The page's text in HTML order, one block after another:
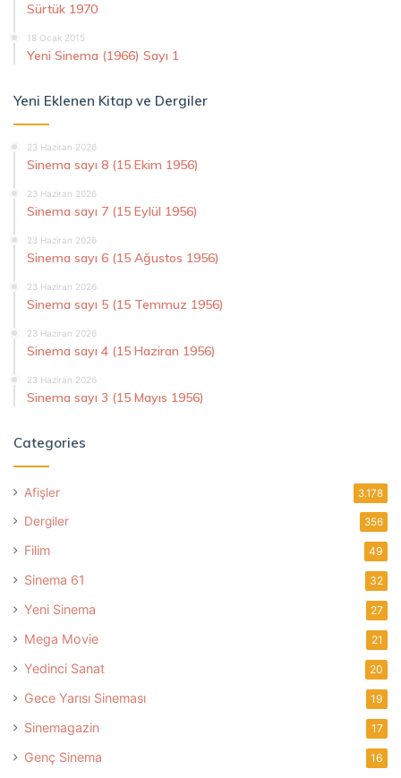
Sürtük 1970
18 Ocak 2015
Yeni Sinema (1966) Sayı 1
Yeni Eklenen Kitap ve Dergiler
23 Haziran 2026
Sinema sayı 8 (15 Ekim 1956)
23 Haziran 2026
Sinema sayı 7 (15 Eylül 1956)
23 Haziran 2026
Sinema sayı 6 (15 Ağustos 1956)
23 Haziran 2026
Sinema sayı 5 (15 Temmuz 1956)
23 Haziran 2026
Sinema sayı 4 (15 Haziran 1956)
23 Haziran 2026
Sinema sayı 3 (15 Mayıs 1956)
Categories
Afişler 3.178
Dergiler 356
Filim 49
Sinema 61 32
Yeni Sinema 27
Mega Movie 21
Yedinci Sanat 20
Gece Yarısı Sineması 19
Sinemagazin 17
Genç Sinema 16